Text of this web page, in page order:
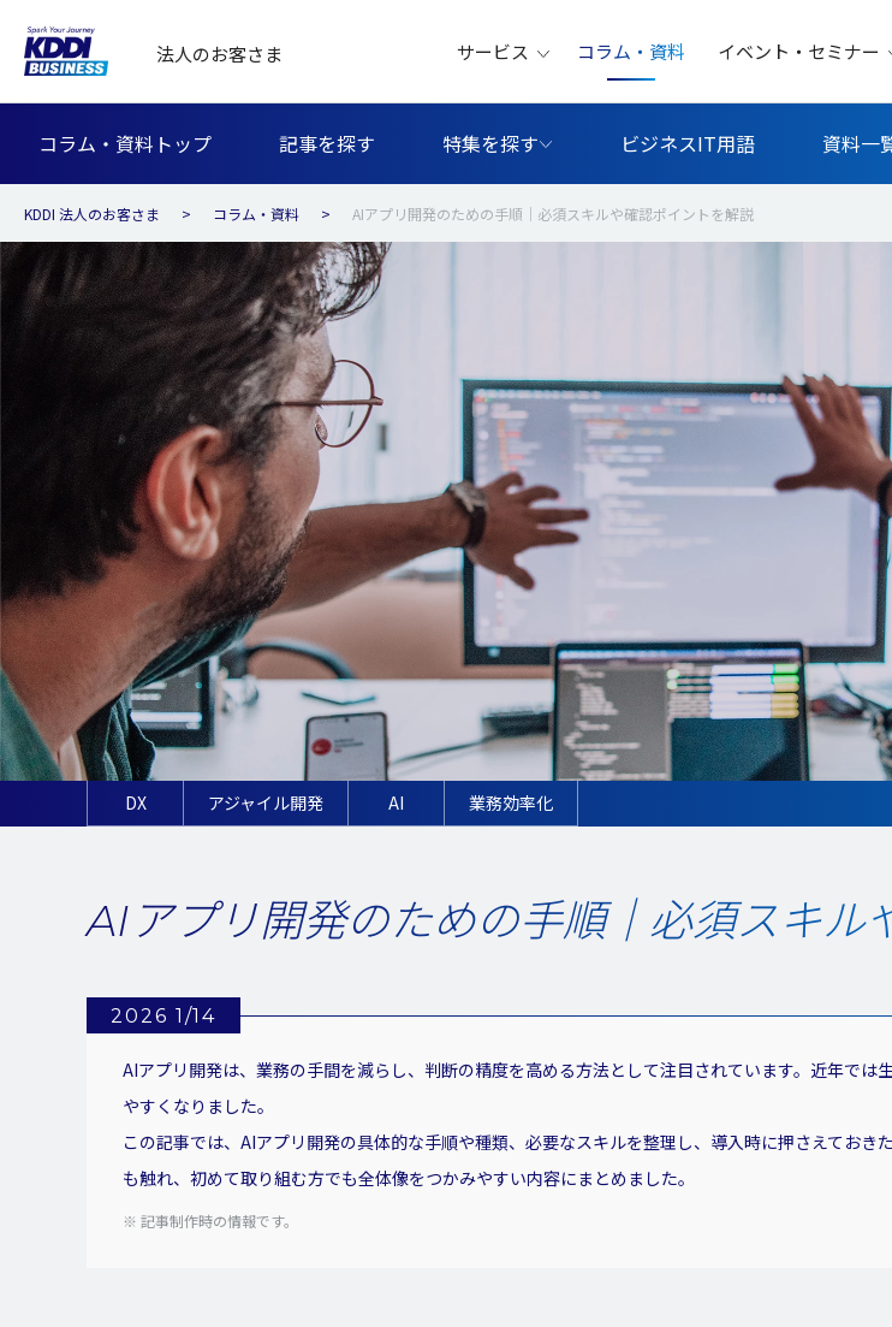
法人のお客さま サービス コラム・資料 イベント・セミナー
コラム・資料トップ 記事を探す 特集を探す ビジネスIT用語 資料一
KDDI 法人のお客さま コラム・資料 AIアプリ開発のための手順｜必須スキルや確認ポイントを解説
DX アジャイル開発 AI 業務効率化
AIアプリ開発のための手順｜必須スキル
2026 1/14
AIアプリ開発は、業務の手間を減らし、判断の精度を高める方法として注目されています。近年で
やすくなりました。
この記事では、AIアプリ開発の具体的な手順や種類、必要なスキルを整理し、導入時に押さえてお
も触れ、初めて取り組む方でも全体像をつかみやすい内容にまとめました。
※ 記事制作時の情報です。